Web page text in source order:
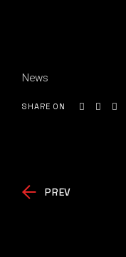
News
SHARE ON
PREV